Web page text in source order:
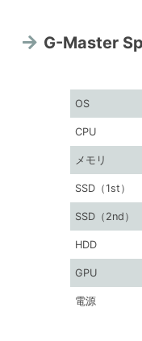
G-Master
OS
CPU
メモリ
SSD（1st）
SSD（2nd）
HDD
GPU
電源